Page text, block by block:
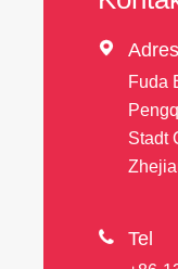

Fuda
Stadt
 Tel